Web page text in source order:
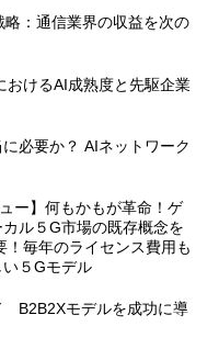
：通信業界の収益を次の
おけるAI成熟度と先駆企業
必要か？ AIネットワーク
ー】何もかもが革命！ゲ
ル５G市場の既存概念を
毎年のライセンス費用も
５Gモデル
B2B2Xモデルを成功に導